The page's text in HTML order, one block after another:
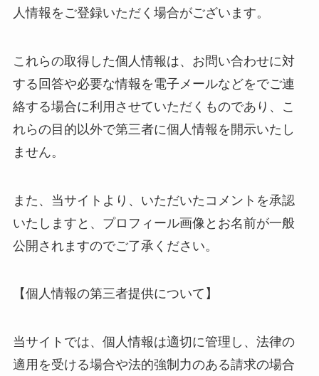
人情報をご登録いただく場合がございます。
これらの取得した個人情報は、お問い合わせに対
する回答や必要な情報を電子メールなどをでご連
絡する場合に利用させていただくものであり、こ
れらの目的以外で第三者に個人情報を開示いたし
ません。
また、当サイトより、いただいたコメントを承認
いたしますと、プロフィール画像とお名前が一般
公開されますのでご了承ください。
【個人情報の第三者提供について】
当サイトでは、個人情報は適切に管理し、法律の
適用を受ける場合や法的強制力のある請求の場合